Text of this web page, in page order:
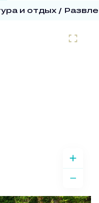
и отдых /